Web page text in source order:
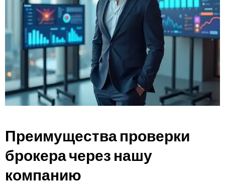
Преимущества проверки
брокера через нашу
компанию